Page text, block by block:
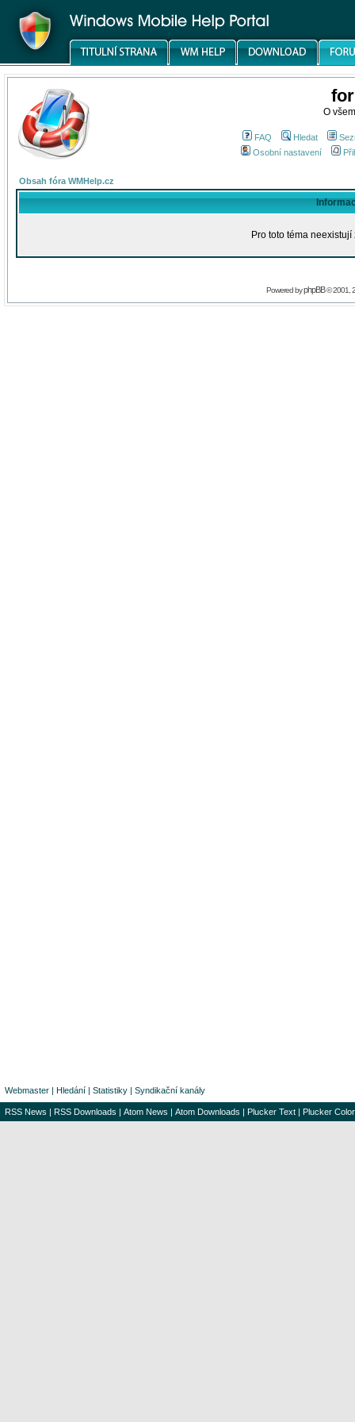
O
FAQ Hledat
Osobní nastavení
Obsah fóra WMHelp.cz
Pro toto téma
Powered byphpBB© 2001,
Webmaster | Hledání | Statistiky | Syndikační kanály
RSS News | RSS Downloads | Atom News | Atom Downloads | Plucker Text | Plucker Color